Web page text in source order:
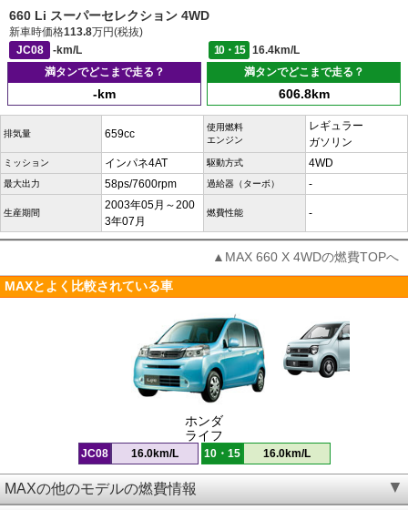
660 Li スーパーセレクション 4WD
新車時価格113.8万円(税抜)
JC08
-km/L 10・15
16.4km/L
満タンでどこまで走る？
-km
満タンでどこまで走る？
606.8km
排気量 659cc
使用燃料
エンジン
レギュラー
ガソリン
ミッション インパネ4AT 駆動方式 4WD
最大出力 58ps/7600rpm 過給器（ターボ） -
生産期間
2003年05月～200
3年07月
燃費性能 -
▲MAX 660 X 4WDの燃費TOPへ
MAXとよく比較されている車
ホンダ
ライフ
JC08 16.0km/L 10・15 16.0km/L
MAXの他のモデルの燃費情報